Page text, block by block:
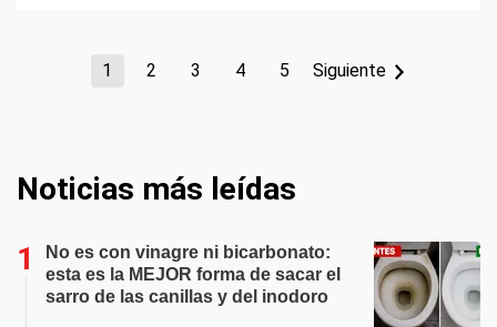
1 2 3 4 5 Siguiente
Noticias más leídas
No es con vinagre ni bicarbonato:
esta es la MEJOR forma de sacar el
sarro de las canillas y del inodoro